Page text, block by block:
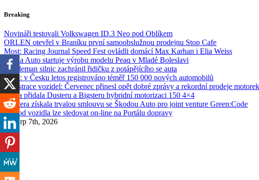
Skip
content
Breaking
Novináři testovali Volkswagen ID.3 Neo pod Oblíkem
ORLEN otevřel v Braníku první samoobslužnou prodejnu Stop Cafe
Most: Racing Journal Speed Fest ovládli domácí Max Karhan i Elia Weiss
Škoda Auto startuje výrobu modelu Peaq v Mladé Boleslavi
Gentleman silnic zachránil řidičku z potápějícího se auta
SDA: v Česku letos registrováno téměř 150 000 nových automobilů
Registrace vozidel: Červenec přinesl opět dobré zprávy a rekordní prodeje motorek
Dacia přidala Dusteru a Bigsteru hybridní motorizaci 150 4×4
Etnetera získala trvalou smlouvu se Škodou Auto pro joint venture Green:Code
Převod vozidla lze sledovat on-line na Portálu dopravy
Pá. Srp 7th, 2026